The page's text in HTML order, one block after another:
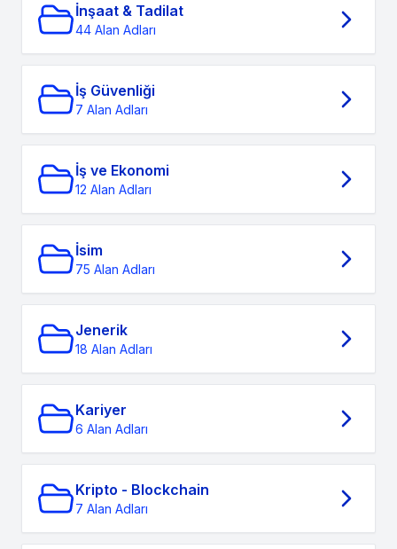
İnşaat & Tadilat
44 Alan Adları
İş Güvenliği
7 Alan Adları
İş ve Ekonomi
12 Alan Adları
İsim
75 Alan Adları
Jenerik
18 Alan Adları
Kariyer
6 Alan Adları
Kripto - Blockchain
7 Alan Adları